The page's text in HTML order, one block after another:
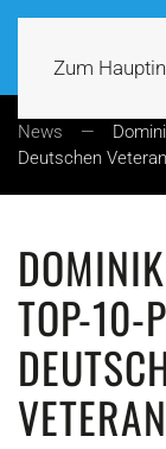
Zum
News
Deutschen
TOP-10-